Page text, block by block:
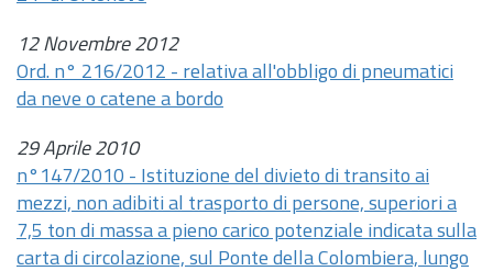
12 Novembre 2012
Ord. n° 216/2012 - relativa all'obbligo di pneumatici
da neve o catene a bordo
29 Aprile 2010
n°147/2010 - Istituzione del divieto di transito ai
mezzi, non adibiti al trasporto di persone, superiori a
7,5 ton di massa a pieno carico potenziale indicata sulla
carta di circolazione, sul Ponte della Colombiera, lungo